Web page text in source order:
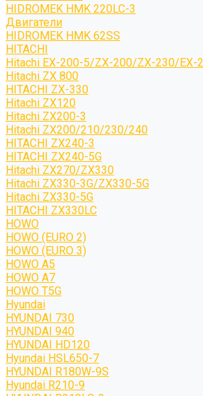
HIDROMEK HMK 220LC-3
Двигатели
HIDROMEK HMK 62SS
HITACHI
Hitachi EX-200-5/ZX-200/ZX-230/EX-
Hitachi ZX 800
HITACHI ZX-330
Hitachi ZX120
Hitachi ZX200-3
Hitachi ZX200/210/230/240
HITACHI ZX240-3
HITACHI ZX240-5G
Hitachi ZX270/ZX330
Hitachi ZX330-3G/ZX330-5G
Hitachi ZX330-5G
HITACHI ZX330LC
HOWO
HOWO (EURO 2)
HOWO (EURO 3)
HOWO A5
HOWO A7
HOWO T5G
Hyundai
HYUNDAI 730
HYUNDAI 940
HYUNDAI HD120
Hyundai HSL650-7
HYUNDAI R180W-9S
Hyundai R210-9